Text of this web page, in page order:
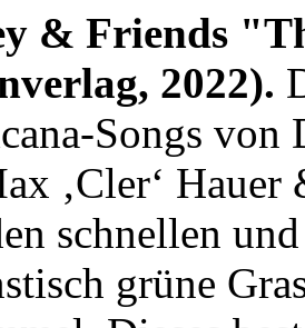
& Friends
2022).
Songs
‚Cler‘ Hauer
schnellen
grüne